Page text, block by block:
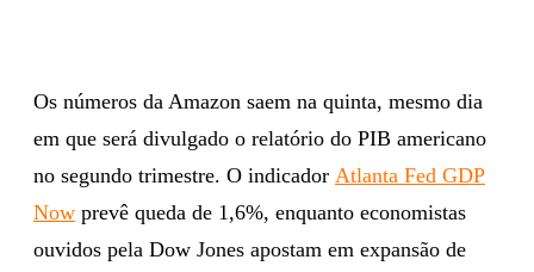
Os números da Amazon saem na quinta, mesmo dia
em que será divulgado o relatório do PIB americano
no segundo trimestre. O indicador Atlanta Fed GDP
Now prevê queda de 1,6%, enquanto economistas
ouvidos pela Dow Jones apostam em expansão de